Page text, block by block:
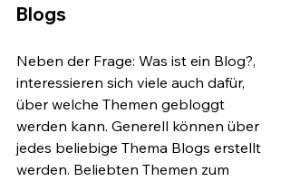
Blogs
Neben der Frage: Was ist ein Blog?,
interessieren sich viele auch dafür,
über welche Themen gebloggt
werden kann. Generell können über
jedes beliebige Thema Blogs erstellt
werden. Beliebten Themen zum